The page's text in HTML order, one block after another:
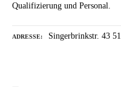
Qualifizierung und Personal.
ADRESSE Singerbrinkstr. 43